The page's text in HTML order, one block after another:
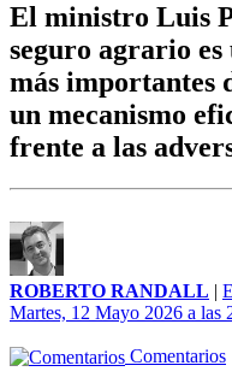
El ministro Luis
seguro agrario
más importantes
un mecanismo
frente a las
ROBERTO RANDALL |
Martes, 12 Mayo 2026 a las
Comentarios